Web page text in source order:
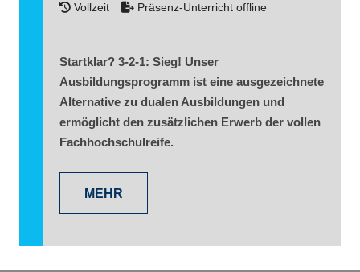
Vollzeit
Präsenz-Unterricht offline
Startklar? 3-2-1: Sieg! Unser
Ausbildungsprogramm ist eine ausgezeichnete
Alternative zu dualen Ausbildungen und
ermöglicht den zusätzlichen Erwerb der vollen
Fachhochschulreife.
MEHR